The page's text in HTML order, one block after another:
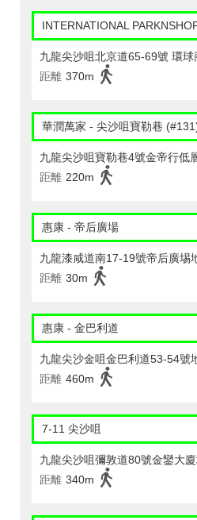
INTERNATIONAL
九龍尖沙咀北京道65-69號 環
距離 370m
華潤萬家 - 尖沙咀寶勒巷
九龍尖沙咀寶勒巷4號金帝行低
距離 220m
惠康 - 帝后廣場
九龍漆咸道南17-19號帝后廣埸
距離 30m
惠康 - 金巴利道
九龍尖沙金咀金巴利道53-54號
距離 460m
7-11 尖沙咀
九龍尖沙咀彌敦道80號金鑾大
距離 340m